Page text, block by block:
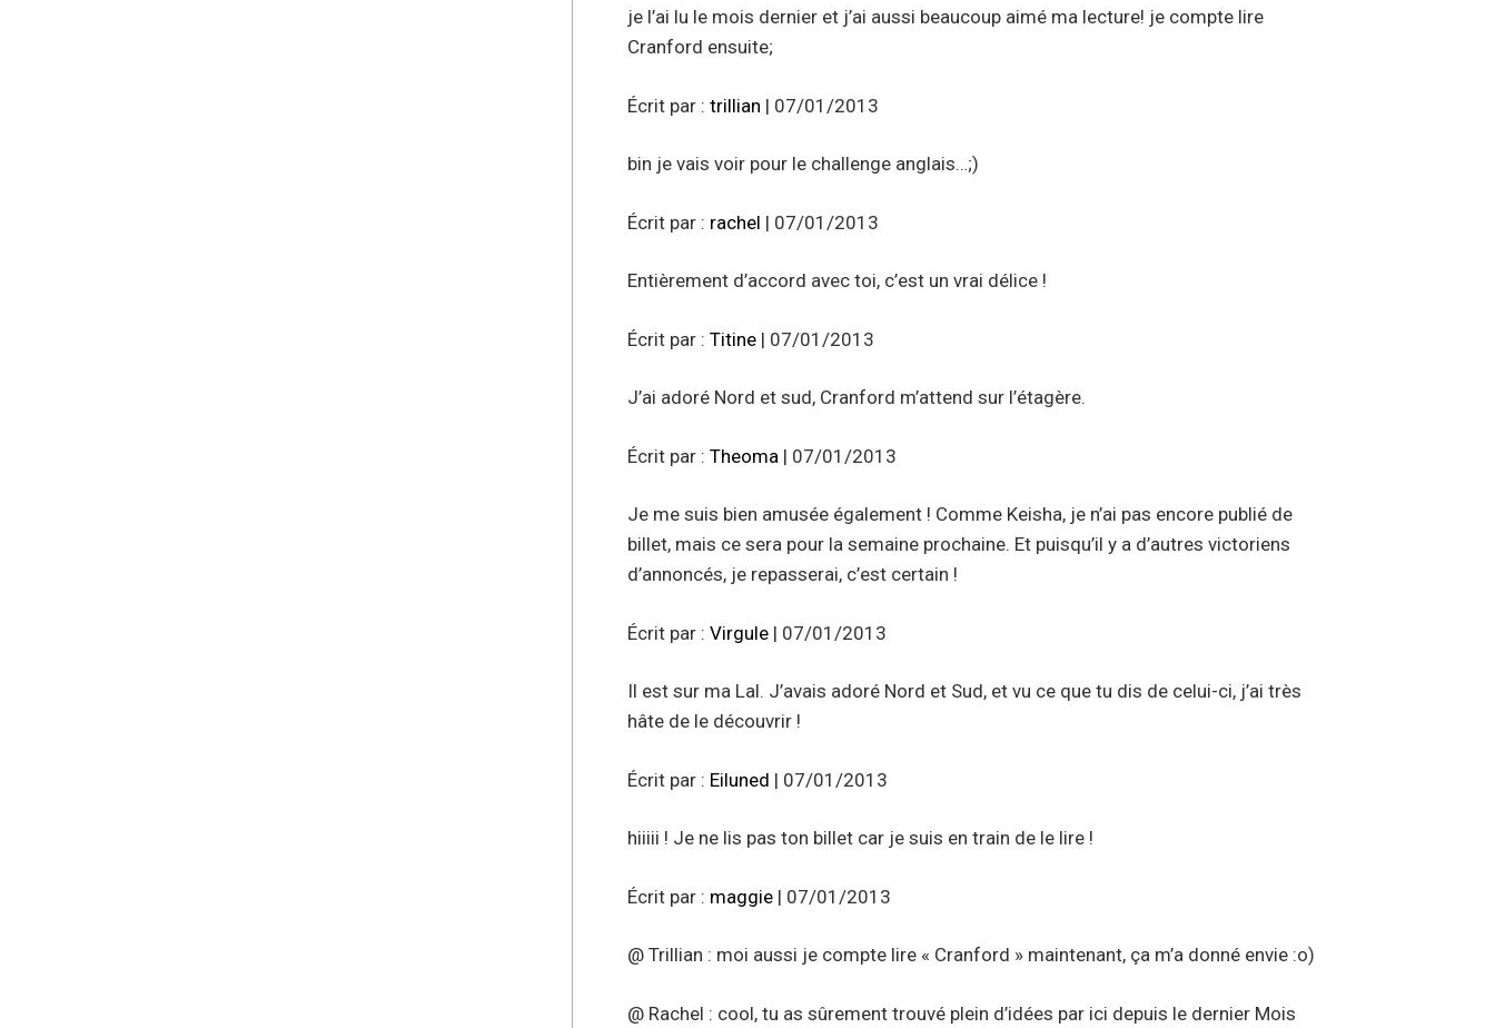
je l’ai lu le mois dernier et j’ai aussi beaucoup aimé ma lecture! je compte lire
Cranford ensuite;
Écrit par : trillian | 07/01/2013
bin je vais voir pour le challenge anglais…;)
Écrit par : rachel | 07/01/2013
Entièrement d’accord avec toi, c’est un vrai délice !
Écrit par : Titine| 07/01/2013
J’ai adoré Nord et sud, Cranford m’attend sur l’étagère.
Écrit par : Theoma | 07/01/2013
Je me suis bien amusée également ! Comme Keisha, je n’ai pas encore publié de
billet, mais ce sera pour la semaine prochaine. Et puisqu’il y a d’autres victoriens
d’annoncés, je repasserai, c’est certain !
Écrit par : Virgule| 07/01/2013
Il est sur ma Lal. J’avais adoré Nord et Sud, et vu ce que tu dis de celui-ci, j’ai très
hâte de le découvrir !
Écrit par : Eiluned | 07/01/2013
hiiiii ! Je ne lis pas ton billet car je suis en train de le lire !
Écrit par : maggie| 07/01/2013
@ Trillian : moi aussi je compte lire « Cranford » maintenant, ça m’a donné envie :o)
@ Rachel : cool, tu as sûrement trouvé plein d’idées par ici depuis le dernier Mois